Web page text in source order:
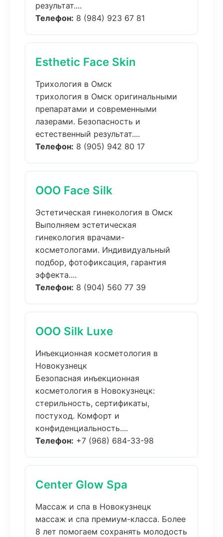
результат....
Телефон: 8 (984) 923 67 81
Esthetic Face Skin
Трихология в Омск
трихология в Омск оригинальными
препаратами и современными
лазерами. Безопасность и
естественный результат....
Телефон: 8 (905) 942 80 17
ООО Face Silk
Эстетическая гинекология в Омск
Выполняем эстетическая
гинекология врачами-
косметологами. Индивидуальный
подбор, фотофиксация, гарантия
эффекта....
Телефон: 8 (904) 560 77 39
ООО Silk Luxe
Инъекционная косметология в
Новокузнецк
Безопасная инъекционная
косметология в Новокузнецк:
стерильность, сертификаты,
постуход. Комфорт и
конфиденциальность....
Телефон: +7 (968) 684-33-98
Center Glow Spa
Массаж и спа в Новокузнецк
массаж и спа премиум-класса. Более
8 лет помогаем сохранять молодость